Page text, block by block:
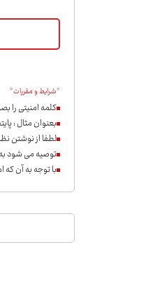
*شرایط و مقررات*
کلمه امنیتی را
بعنوان مثال :
لطفا از نوشتن
توصیه می شود به
با توجه به آن که